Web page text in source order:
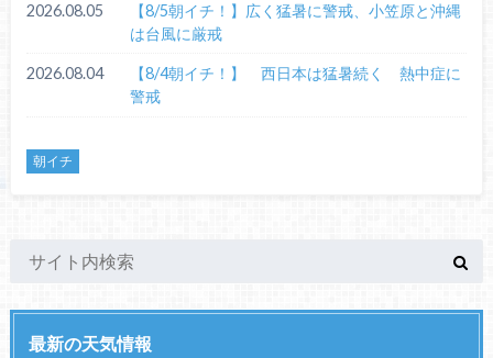
2026.08.05
【8/5朝イチ！】広く猛暑に警戒、小笠原と沖縄
は台風に厳戒
2026.08.04
【8/4朝イチ！】 西日本は猛暑続く 熱中症に
警戒
朝イチ
最新の天気情報